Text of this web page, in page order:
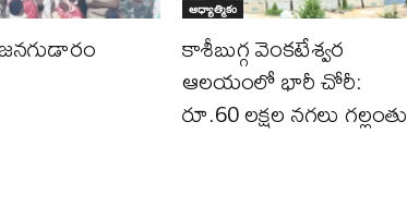
ఆధ్యాత్మికం
కాశీబుగ్గ వెంకటేశ్వర
ఆలయంలో భారీ చోరీ:
రూ.60 లక్షల నగలు గల్లంతు